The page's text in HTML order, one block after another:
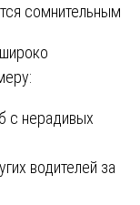
сомнительным
с нерадивых
водителей за